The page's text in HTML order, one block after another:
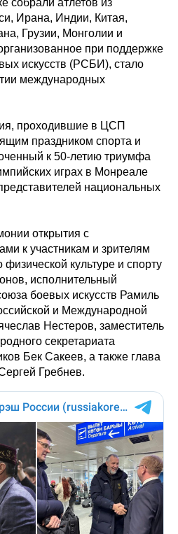
собрали атлетов из
Ирана, Индии, Китая,
Грузии, Монголии и
при поддержке
искусств (РСБИ), стало
международных
проходившие в ЦСП
праздником спорта и
к 50-летию триумфа
играх в Монреале
национальных
открытия с
к участникам и зрителям
культуре и спорту
исполнительный
боевых искусств Рамиль
и Международной
Нестеров, заместитель
секретариата
Бек Сакеев, а также глава
Гребнев.